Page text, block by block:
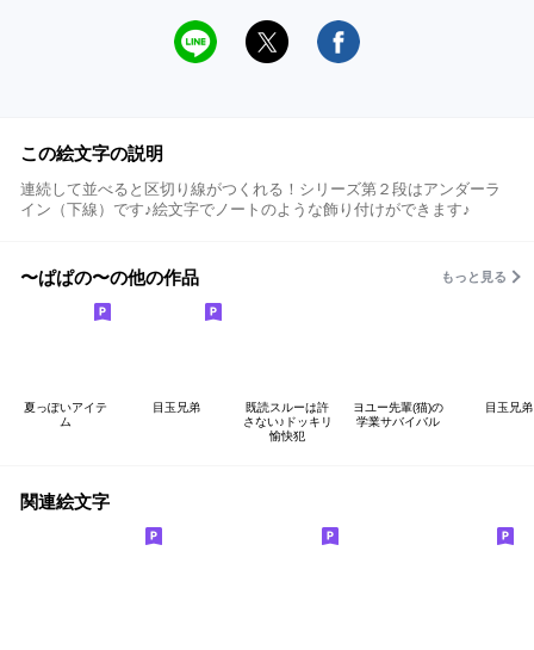
この絵文字の説明
連続して並べると区切り線がつくれる！シリーズ第２段はアンダーラ
イン（下線）です♪絵文字でノートのような飾り付けができます♪
〜ぱぱの〜の他の作品 もっと見る
夏っぽいアイテ
ム
目玉兄弟
既読スルーは許
さない♪ドッキリ
愉快犯
ヨユー先輩(猫)の
学業サバイバル
目玉兄弟
関連絵文字